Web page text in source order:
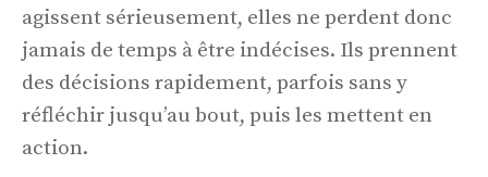
agissent sérieusement, elles ne perdent donc
jamais de temps à être indécises. Ils prennent
des décisions rapidement, parfois sans y
réfléchir jusqu’au bout, puis les mettent en
action.